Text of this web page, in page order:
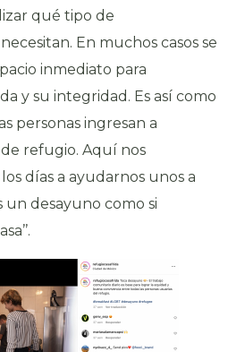
qué tipo de
En muchos casos se
inmediato para
y su integridad. Es así como
personas ingresan a
refugio. Aquí nos
días a ayudarnos unos a
un desayuno como si